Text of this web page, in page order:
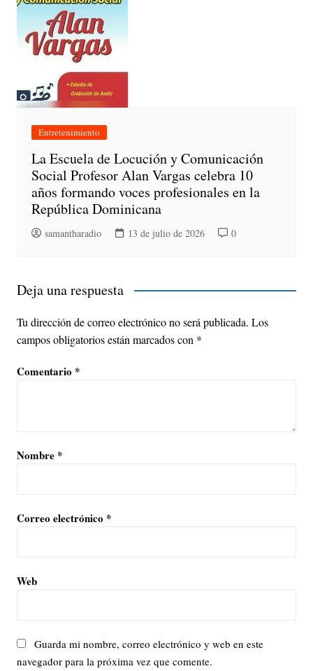
Entretenimiento
La Escuela de Locución y Comunicación
Social Profesor Alan Vargas celebra 10
años formando voces profesionales en la
República Dominicana
samantharadio 13 de julio de 2026 0
Deja una respuesta
Tu dirección de correo electrónico no será publicada. Los
campos obligatorios están marcados con *
Comentario *
Nombre *
Correo electrónico *
Web
Guarda mi nombre, correo electrónico y web en este
navegador para la próxima vez que comente.